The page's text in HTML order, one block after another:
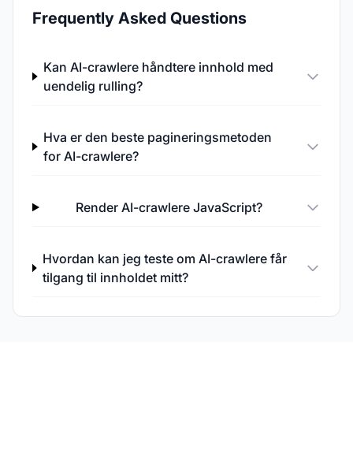
Frequently Asked Questions
Kan AI-crawlere håndtere innhold med
uendelig rulling?
Hva er den beste pagineringsmetoden
for AI-crawlere?
Render AI-crawlere JavaScript?
Hvordan kan jeg teste om AI-crawlere får
tilgang til innholdet mitt?